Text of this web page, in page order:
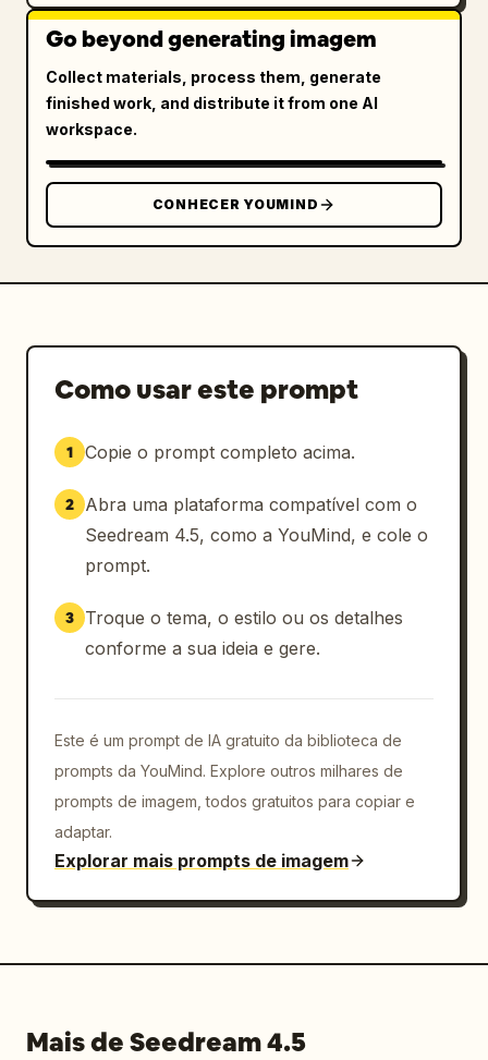
Go beyond generating imagem
Collect materials, process them, generate
finished work, and distribute it from one AI
workspace.
CONHECER YOUMIND
Como usar este prompt
1 Copie o prompt completo acima.
2
Abra uma plataforma compatível com o
Seedream 4.5, como a YouMind, e cole o
prompt.
3
Troque o tema, o estilo ou os detalhes
conforme a sua ideia e gere.
Este é um prompt de IA gratuito da biblioteca de
prompts da YouMind. Explore outros milhares de
prompts de imagem, todos gratuitos para copiar e
adaptar.
Explorar mais prompts de imagem
Mais de Seedream 4.5